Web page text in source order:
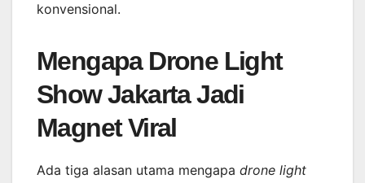
konvensional.
Mengapa Drone Light
Show Jakarta Jadi
Magnet Viral
Ada tiga alasan utama mengapa drone light